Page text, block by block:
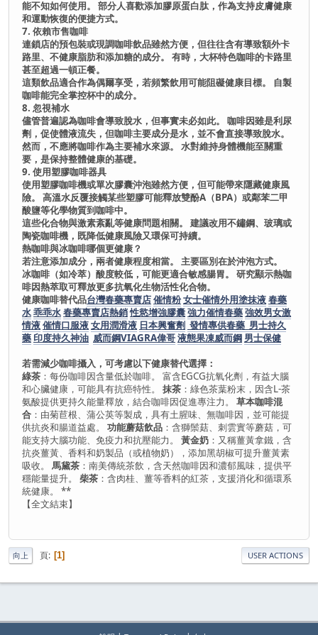
能不知如何使用。 部分人喜歡添加膠原蛋白肽，作為支持皮膚健康
和運動恢復的便捷方式。
7. 依賴市售咖啡
連鎖店的預包裝或現調咖啡飲品雖然方便，但往往含有導致額外卡
路里、不健康脂肪和添加糖的成分。 有時，大杯特色咖啡的卡路里
甚至超過一頓正餐。
這類飲品適合作為偶爾享受，若頻繁飲用可能阻礙健康目標。 自製
咖啡能完全掌控杯中的成分。
8. 忽視補水
儘管普遍認為咖啡會導致脫水，但事實未必如此。 咖啡因雖是利尿
劑，促使體液流失，但咖啡主要成分是水，並不會直接導致脫水。
然而，不應將咖啡作為主要補水來源。 水對維持身體機能至關重
要，是保持整體健康的基礎。
9. 使用塑膠咖啡器具
使用塑膠咖啡機或單次膠囊沖泡雖然方便，但可能帶來隱藏健康風
險。 高溫水反覆接觸某些塑膠可能釋放雙酚A（BPA）或鄰苯二甲
酸鹽等化學物質到咖啡中。
這些化合物與激素紊亂等健康問題相關。 建議改用不鏽鋼、玻璃或
陶瓷咖啡機，既降低健康風險又環保可持續。
熱咖啡與冰咖啡哪個更健康？
若注意添加成分，兩者健康程度相當。 主要區別在於沖泡方式。
冰咖啡（如冷萃）酸度較低，可能更適合敏感腸胃。 研究顯示熱咖
啡因熱萃取可釋放更多抗氧化生物活性化合物。
健康咖啡替代品台灣春藥專賣店催情粉女士催情外用塗抹液春藥
水乖乖水春藥專賣店熱銷性慾增強膠囊強力催情春藥強效男女激
情液催情口服液女用潤滑液 日本興奮劑 發情專供春藥 男士持久
藥 印度持久神油 威而鋼VIAGRA偉哥液態果凍威而鋼 男士保健
若需減少咖啡攝入，可考慮以下健康替代選擇：
綠茶 ：每份咖啡因含量低於咖啡。 富含EGCG抗氧化劑，有益大腦
和心臟健康，可能具有抗癌特性。 抹茶 ：綠色茶葉粉末，因含L-茶
氨酸提供更持久能量釋放，結合咖啡因促進專注力。 草本咖啡混
合 ：由菊苣根、蒲公英等製成，具有土腥味、無咖啡因，並可能提
供抗炎和腸道益處。 功能蘑菇飲品 ：含獅鬃菇、刺雲實等蘑菇，可
能支持大腦功能、免疫力和抗壓能力。 黃金奶 ：又稱薑黃拿鐵，含
抗炎薑黃、香料和奶製品（或植物奶），添加黑胡椒可提升薑黃素
吸收。 馬黛茶 ：南美傳統茶飲，含天然咖啡因和濃郁風味，提供平
穩能量提升。 柴茶 ：含肉桂、薑等香料的紅茶，支援消化和循環系
統健康。 **
【全文結束】
向上 頁 1 USER ACTIONS